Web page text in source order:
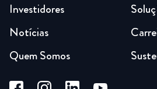
Investidores
Notícias
Quem Somos